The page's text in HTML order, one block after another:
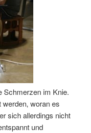
Schmerzen im Knie.
woran es
sich allerdings nicht
und